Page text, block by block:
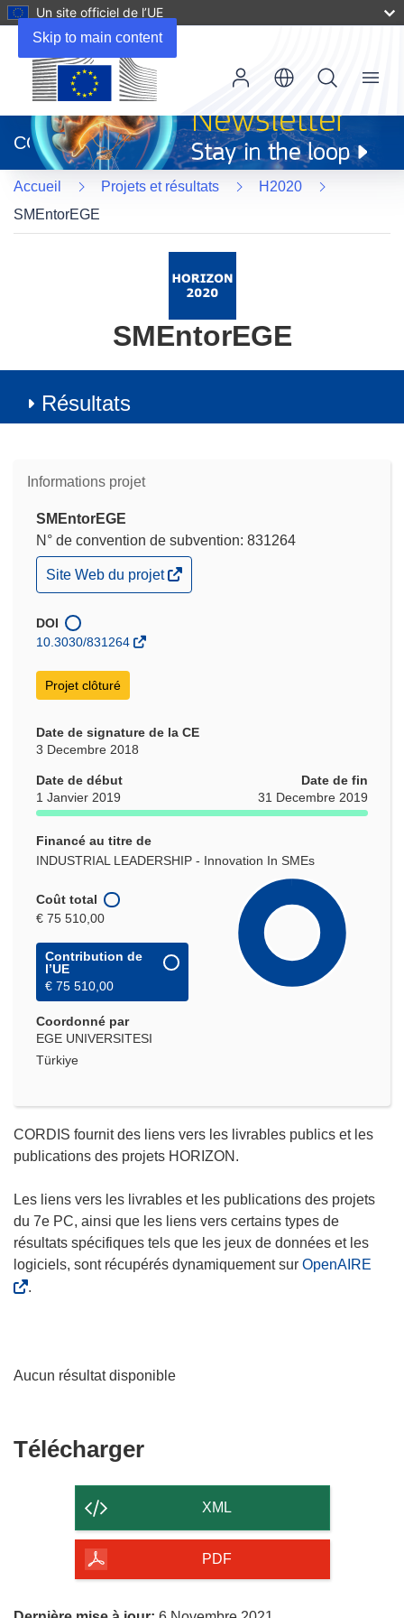
Skip to main content
Un site officiel de l’UE
dans
une
nouvelle
fenêtre)
CORDIS
Menu
Accueil Projets et résultats
H2020
SMEntorEGE
SMEntorEGE
Résultats
Informations projet
SMEntorEGE
N° de convention de subvention: 831264
(s’ouvre
dans
nouvelle
fenêtre)
Site Web du projet
DOI
10.3030/831264
Projet clôturé
Date de signature de la CE
3 Decembre 2018
Date de début
1 Janvier 2019
Date de fin
31 Decembre 2019
Financé au titre de
INDUSTRIAL LEADERSHIP - Innovation In SMEs
Coût total
€ 75 510,00
Contribution de
l’UE
€ 75 510,00
Coordonné par
EGE UNIVERSITESI
Türkiye
CORDIS fournit des liens vers les livrables publics et les
publications des projets HORIZON.
Les liens vers les livrables et les publications des projets
du 7e PC, ainsi que les liens vers certains types de
résultats spécifiques tels que les jeux de données et les
logiciels, sont récupérés dynamiquement sur OpenAIRE
.
Aucun résultat disponible
TéléchargerTélécharger
contenu
de
page
XML
PDF